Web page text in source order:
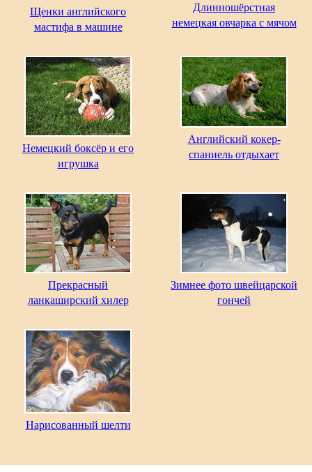
Щенки английского
мастифа в машине
Длинношёрстная
немецкая овчарка с мячом
Немецкий боксёр и его
игрушка
Английский кокер-
спаниель отдыхает
Прекрасный
ланкаширский хилер
Зимнее фото швейцарской
гончей
Нарисованный шелти